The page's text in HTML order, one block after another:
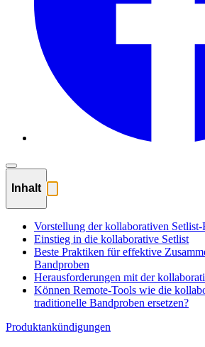
Inhalt
Vorstellung der kollaborativen
Einstieg in die kollaborative Setlist
Beste Praktiken für effektive
Bandproben
Herausforderungen mit der
Können Remote-Tools wie die
traditionelle Bandproben ersetzen?
Produktankündigungen